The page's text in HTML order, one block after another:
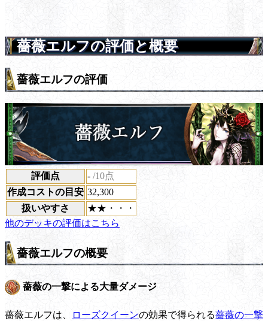
薔薇エルフの評価と概要
薔薇エルフの評価
評価点 - /10点
作成コストの目安 32,300
扱いやすさ
★★・・・
他のデッキの評価はこちら
薔薇エルフの概要
薔薇の一撃による大量ダメージ
薔薇エルフは、 ローズクイーンの効果で得られる薔薇の一撃